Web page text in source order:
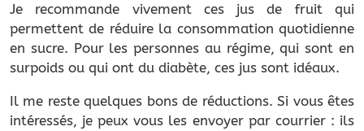
Je recommande vivement ces jus de fruit qui
permettent de réduire la consommation quotidienne
en sucre. Pour les personnes au régime, qui sont en
surpoids ou qui ont du diabète, ces jus sont idéaux.
Il me reste quelques bons de réductions. Si vous êtes
intéressés, je peux vous les envoyer par courrier : ils